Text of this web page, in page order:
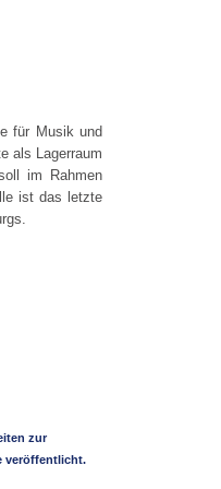
für Musik und
als Lagerraum
im Rahmen
ist das letzte
zur
veröffentlicht.